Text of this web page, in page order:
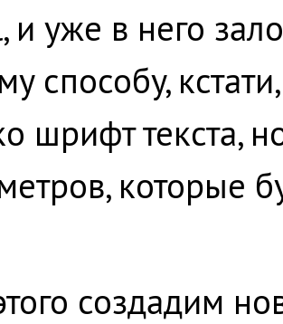
и уже в него
способу,
шрифт текста,
которые
создадим